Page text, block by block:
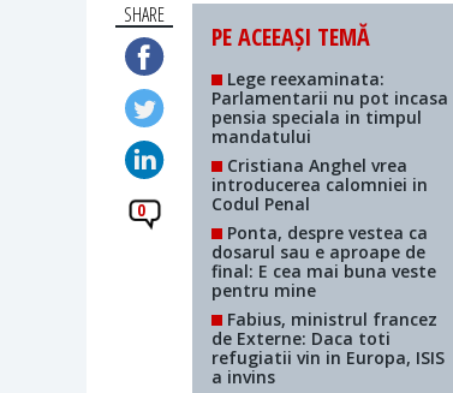
SHARE
0
PE ACEEAȘI TEMĂ
Lege reexaminata:
Parlamentarii nu pot incasa
pensia speciala in timpul
mandatului
Cristiana Anghel vrea
introducerea calomniei in
Codul Penal
Ponta, despre vestea ca
dosarul sau e aproape de
final: E cea mai buna veste
pentru mine
Fabius, ministrul francez
de Externe: Daca toti
refugiatii vin in Europa, ISIS
a invins